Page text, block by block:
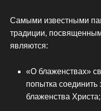
Самыми известными
традиции,
являются:
«О блаженствах»
попытка
блаженства Христа;